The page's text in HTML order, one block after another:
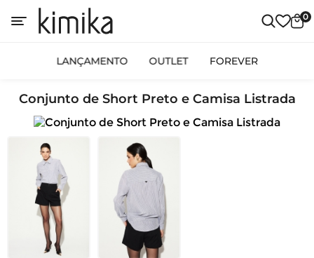
0
LANÇAMENTO OUTLET FOREVER
Conjunto de Short Preto e Camisa Listrada